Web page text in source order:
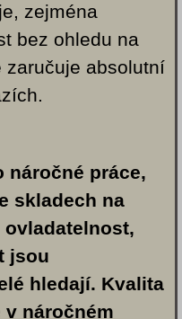
zejména
bez ohledu na
absolutní
náročné práce,
skladech na
jsou
hledají. Kvalita
v náročném